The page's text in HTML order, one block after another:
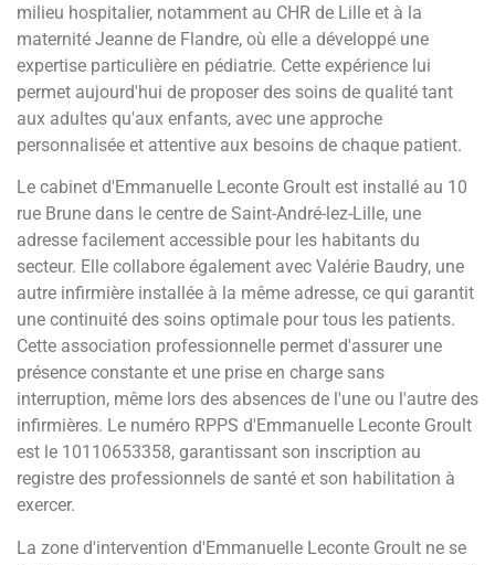
milieu hospitalier, notamment au CHR de Lille et à la
maternité Jeanne de Flandre, où elle a développé une
expertise particulière en pédiatrie. Cette expérience lui
permet aujourd'hui de proposer des soins de qualité tant
aux adultes qu'aux enfants, avec une approche
personnalisée et attentive aux besoins de chaque patient.
Le cabinet d'Emmanuelle Leconte Groult est installé au 10
rue Brune dans le centre de Saint-André-lez-Lille, une
adresse facilement accessible pour les habitants du
secteur. Elle collabore également avec Valérie Baudry, une
autre infirmière installée à la même adresse, ce qui garantit
une continuité des soins optimale pour tous les patients.
Cette association professionnelle permet d'assurer une
présence constante et une prise en charge sans
interruption, même lors des absences de l'une ou l'autre des
infirmières. Le numéro RPPS d'Emmanuelle Leconte Groult
est le 10110653358, garantissant son inscription au
registre des professionnels de santé et son habilitation à
exercer.
La zone d'intervention d'Emmanuelle Leconte Groult ne se